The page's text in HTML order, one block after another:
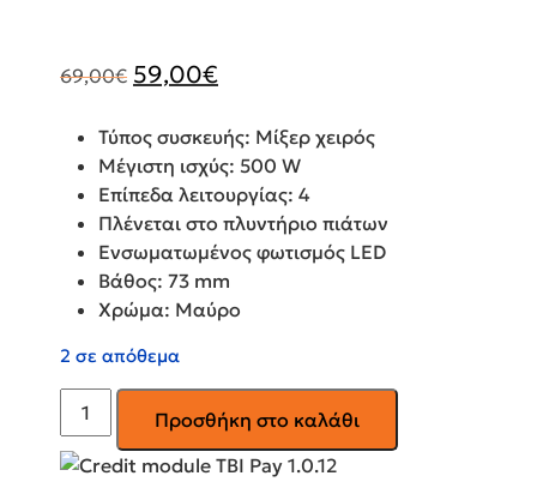
69,00€ price
69,00€.
59,00€τρέχουσα
είναι:
59,00€.
Τύπος συσκευής: Μίξερ χειρός
Μέγιστη ισχύς: 500 W
Επίπεδα λειτουργίας: 4
Πλένεται στο πλυντήριο πιάτων
Ενσωματωμένος φωτισμός LED
Βάθος: 73 mm
Χρώμα: Μαύρο
2 σε απόθεμα
BOSCH
Μίξερ
χειρός
Προσθήκη στο καλάθι